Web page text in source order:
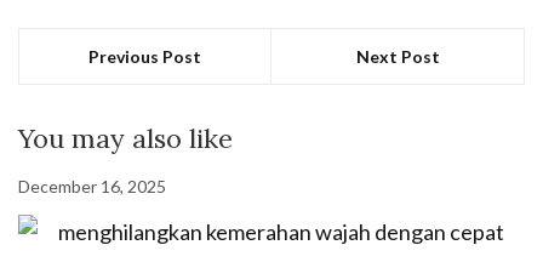
Previous Post Next Post
You may also like
December 16, 2025